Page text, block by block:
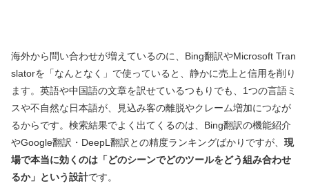
海外から問い合わせが増えているのに、Bing翻訳やMicrosoft Tran
slatorを「なんとなく」で使っていると、静かに売上と信用を削り
ます。英語や中国語の文章を訳せているつもりでも、1つの言語ミ
スや不自然な日本語が、見込み客の離脱やクレーム増加につなが
るからです。検索結果でよく出てくるのは、Bing翻訳の機能紹介
やGoogle翻訳・DeepL翻訳との精度ランキングばかりですが、 現
場で本当に効くのは「どのシーンでどのツールをどう組み合わせ
るか」という設計です。